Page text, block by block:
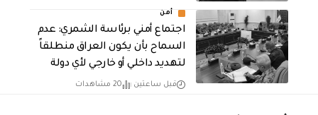
أمن
اجتماع أمني برئاسة الشمري: عدم
السماح بأن يكون العراق منطلقاً
لتهديد داخلي أو خارجي لأي دولة
قبل ساعتين 20 مشاهدات